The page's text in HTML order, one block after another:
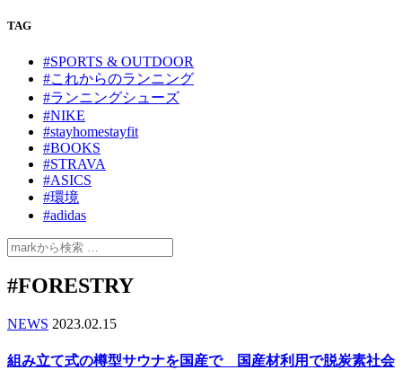
TAG
#SPORTS & OUTDOOR
#これからのランニング
#ランニングシューズ
#NIKE
#stayhomestayfit
#BOOKS
#STRAVA
#ASICS
#環境
#adidas
#FORESTRY
NEWS 2023.02.15
組み立て式の樽型サウナを国産で 国産材利用で脱炭素社会